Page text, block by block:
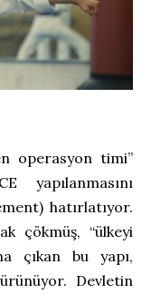
operasyon timi”
yapılanmasını
hatırlatıyor.
çökmüş, “ülkeyi
çıkan bu yapı,
Devletin